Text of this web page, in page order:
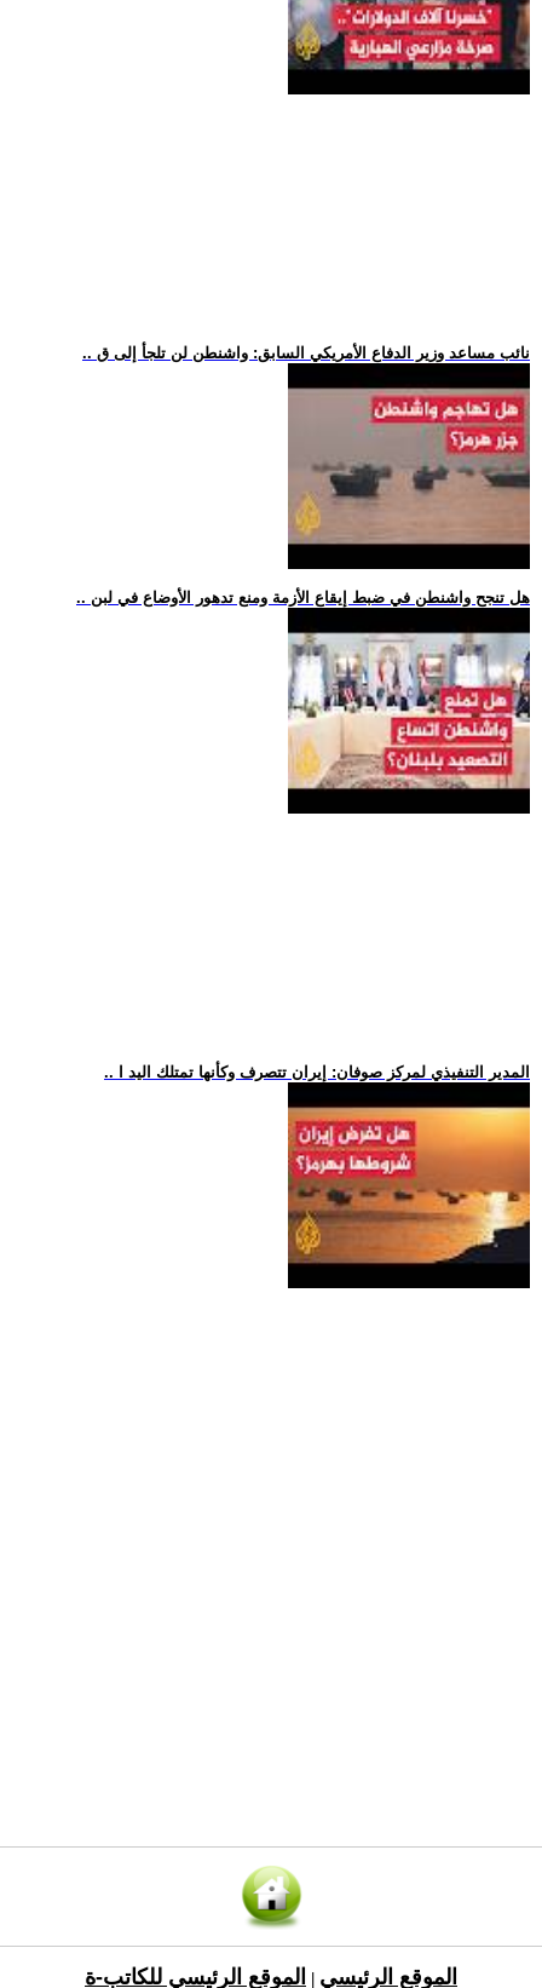
.. نائب مساعد وزير الدفاع الأمريكي السابق: واشنطن لن تلجأ إلى ق
.. هل تنجح واشنطن في ضبط إيقاع الأزمة ومنع تدهور الأوضاع في لبن
.. المدير التنفيذي لمركز صوفان: إيران تتصرف وكأنها تمتلك اليد ا
الموقع الرئيسي الموقع الرئيسي للكاتب-ة